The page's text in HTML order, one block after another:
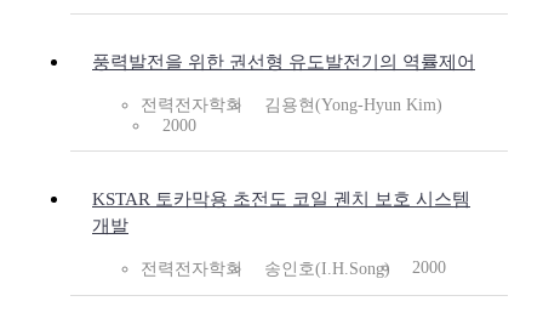
풍력발전을 위한 권선형 유도발전기의 역률제어
전력전자학회
김용현(Yong-Hyun Kim)
2000
KSTAR 토카막용 초전도 코일 궨치 보호 시스템
개발
전력전자학회 송인호(I.H.Song) 2000